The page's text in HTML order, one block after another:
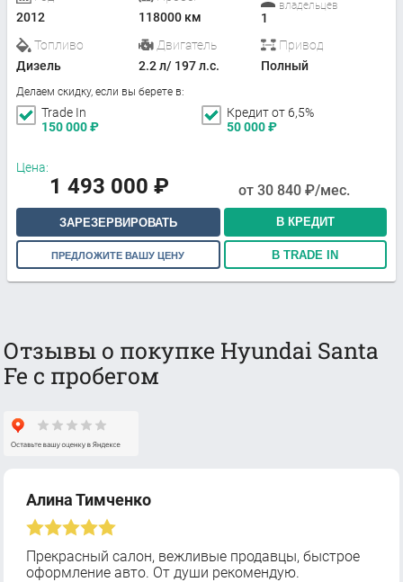
2012
118000 км
владельцев
1
Топливо
Дизель
Двигатель
2.2 л/ 197 л.с.
Привод
Полный
Делаем скидку, если вы берете в:
Trade In
150 000₽
Кредит от 6,5%
50 000₽
Цена:
1 493 000 ₽ от 30 840 ₽/мес.
ЗАРЕЗЕРВИРОВАТЬ В КРЕДИТ
ПРЕДЛОЖИТЕ ВАШУ ЦЕНУ В TRADE IN
Отзывы о покупке Hyundai Santa
Fe с пробегом
Алина Тимченко
Прекрасный салон, вежливые продавцы, быстрое
оформление авто. От души рекомендую.